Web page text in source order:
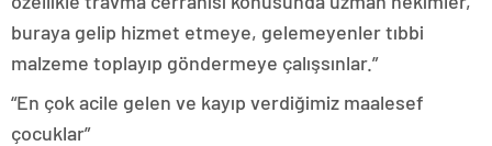
buraya gelip hizmet etmeye, gelemeyenler tıbbi
malzeme toplayıp göndermeye çalışsınlar.”
“En çok acile gelen ve kayıp verdiğimiz maalesef
çocuklar”